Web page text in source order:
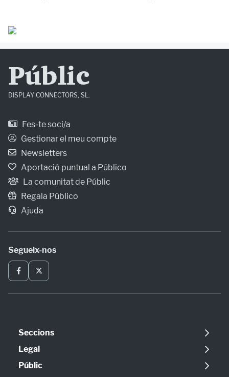
Públic
DISPLAY CONNECTORS, SL.
Fes-te soci/a
Gestionar el meu compte
Newsletters
Aportació puntual a Público
La comunitat de Públic
Regala Público
Ajuda
Segueix-nos
Seccions
Política
Opinió
Legal
Avís legal
Públic